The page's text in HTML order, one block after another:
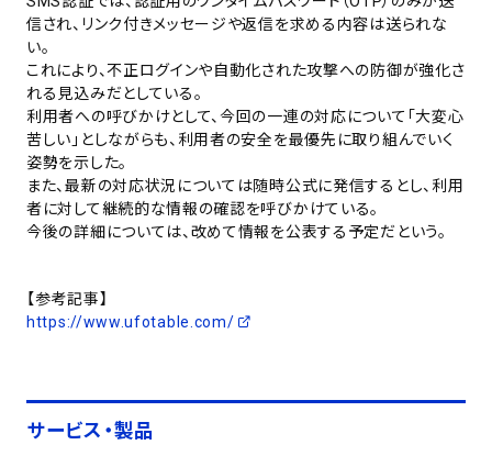
信され、リンク付きメッセージや返信を求める内容は送られな
い。
これにより、不正ログインや自動化された攻撃への防御が強化さ
れる見込みだとしている。
利用者への呼びかけとして、今回の一連の対応について「大変心
苦しい」としながらも、利用者の安全を最優先に取り組んでいく
姿勢を示した。
また、最新の対応状況については随時公式に発信するとし、利用
者に対して継続的な情報の確認を呼びかけている。
今後の詳細については、改めて情報を公表する予定だという。
【参考記事】
https://www.ufotable.com/
サービス・製品